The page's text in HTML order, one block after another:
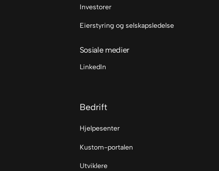
Investorer
Eierstyring og selskapsledelse
Sosiale medier
LinkedIn
Bedrift
Hjelpesenter
Kustom-portalen
Utviklere